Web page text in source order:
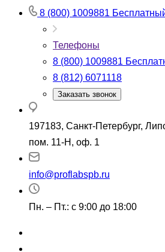
8 (800) 1009881
Телефоны
8 (800) 1009881
8 (812) 6071118
Заказать звонок
197183, Санкт-Петербург,
пом. 11-Н, оф. 1
info@proflabspb.ru
Пн. – Пт.: с 9:00 до 18:00